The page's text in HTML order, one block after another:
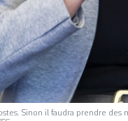
Sinon il faudra prendre